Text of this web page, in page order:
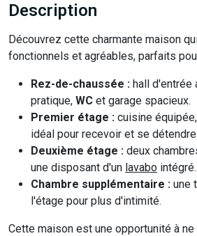
Description
Découvrez cette charmante maison
fonctionnels et agréables, parfaits
Rez-de-chaussée : hall d'entrée
pratique, WC et garage spacieux.
Premier étage : cuisine
idéal pour recevoir et se détendre.
Deuxième étage : deux
une disposant d'un lavabo intégré.
Chambre supplémentaire : une
l'étage pour plus d'intimité.
Cette maison est une opportunité à